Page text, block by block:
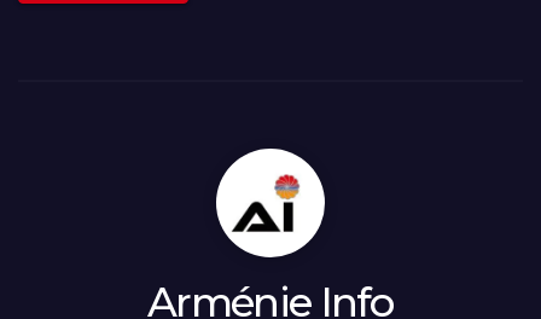
Arménie Info